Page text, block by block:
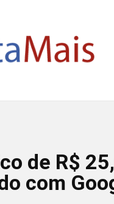
de R$
com